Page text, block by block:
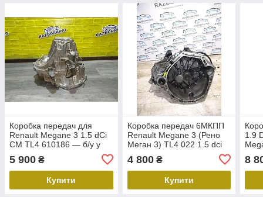
Коробка передач для
Renault Megane 3 1.5 dCi
CM TL4 610186 — б/у у
5 900 ₴
Купити
Коробка передач 6МКПП
Renault Megane 3 (Рено
Меган 3) TL4 022 1.5 dci
4 800₴
Купити
1.9
8